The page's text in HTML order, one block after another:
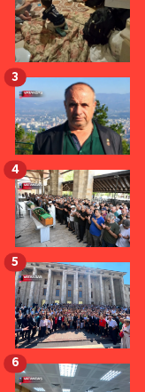
3
4
5
6